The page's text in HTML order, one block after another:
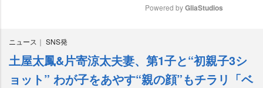
e
Powered by GliaStudios
ニュース SNS発
土屋太鳳&片寄涼太夫妻、第1子と“初親子3シ
ョット” わが子をあやす“親の顔”もチラリ「ベ